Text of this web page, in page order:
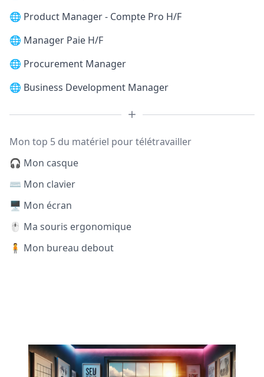
🌐 Product Manager - Compte Pro H/F
🌐 Manager Paie H/F
🌐 Procurement Manager
🌐 Business Development Manager
Mon top 5 du matériel pour télétravailler
🎧 Mon casque
⌨️ Mon clavier
🖥️ Mon écran
🖱️ Ma souris ergonomique
🧍 Mon bureau debout